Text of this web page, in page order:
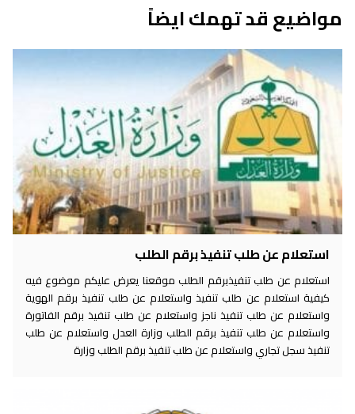
مواضيع قد تهمك ايضاً
استعلام عن طلب تنفيذ برقم الطلب
استعلام عن طلب تنفيذبرقم الطلب موقعنا يعرض عليكم موضوع فيه
كيفية استعلام عن طلب تنفيذ واستعلام عن طلب تنفيذ برقم الهوية
واستعلام عن طلب تنفيذ ناجز واستعلام عن طلب تنفيذ برقم الفاتورة
واستعلام عن طلب تنفيذ برقم الطلب وزارة العدل واستعلام عن طلب
تنفيذ سجل تجاري واستعلام عن طلب تنفيذ برقم الطلب وزارة